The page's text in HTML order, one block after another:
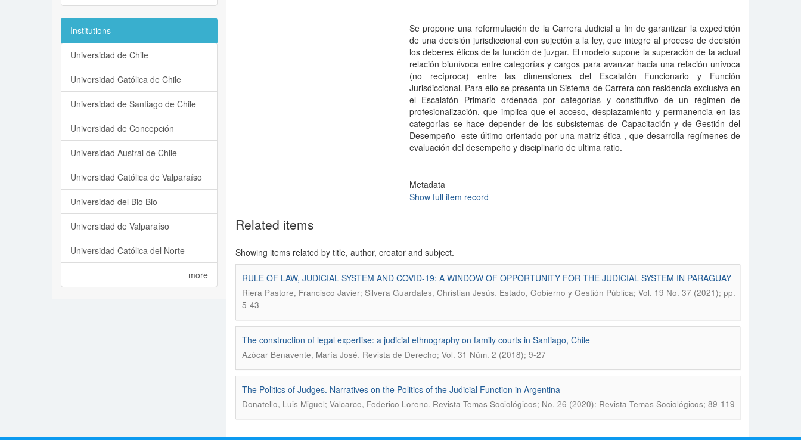
Se propone una reformulación de la Carrera Judicial a fin de garantizar la expedición
de una decisión jurisdiccional con sujeción a la ley, que integre al proceso de decisión
los deberes éticos de la función de juzgar. El modelo supone la superación de la actual
relación biunívoca entre categorías y cargos para avanzar hacia una relación unívoca
(no recíproca) entre las dimensiones del Escalafón Funcionario y Función
Jurisdiccional. Para ello se presenta un Sistema de Carrera con residencia exclusiva en
el Escalafón Primario ordenada por categorías y constitutivo de un régimen de
profesionalización, que implica que el acceso, desplazamiento y permanencia en las
categorías se hace depender de los subsistemas de Capacitación y de Gestión del
Desempeño -este último orientado por una matriz ética-, que desarrolla regímenes de
evaluación del desempeño y disciplinario de ultima ratio.
Metadata
Show full item record
Related items
Showing items related by title, author, creator and subject.
RULE OF LAW, JUDICIAL SYSTEM AND COVID-19: A WINDOW OF OPPORTUNITY FOR THE JUDICIAL SYSTEM IN PARAGUAY
Riera Pastore, Francisco Javier; Silvera Guardales, Christian Jesús. Estado, Gobierno y Gestión Pública; Vol. 19 No. 37 (2021); pp.
5-43
The construction of legal expertise: a judicial ethnography on family courts in Santiago, Chile
Azócar Benavente, María José. Revista de Derecho; Vol. 31 Núm. 2 (2018); 9-27
The Politics of Judges. Narratives on the Politics of the Judicial Function in Argentina
Donatello, Luis Miguel; Valcarce, Federico Lorenc. Revista Temas Sociológicos; No. 26 (2020): Revista Temas Sociológicos; 89-119
Institutions
Universidad de Chile
Universidad Católica de Chile
Universidad de Santiago de Chile
Universidad de Concepción
Universidad Austral de Chile
Universidad Católica de Valparaíso
Universidad del Bio Bio
Universidad de Valparaíso
Universidad Católica del Norte
more